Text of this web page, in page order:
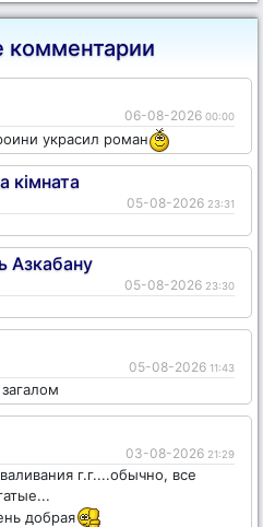
комментарии
06-08-2026 00:00
украсил роман
кімната
05-08-2026 23:31
Азкабану
05-08-2026 23:30
05-08-2026 11:43
загалом
03-08-2026 21:29
г.г....обычно, все
добрая